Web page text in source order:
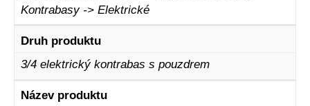
Kontrabasy -> Elektrické
Druh produktu
3/4 elektrický kontrabas s pouzdrem
Název produktu